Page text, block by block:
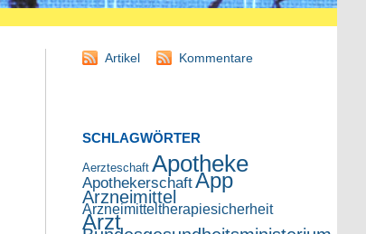
Artikel Kommentare
SCHLAGWÖRTER
Aerzteschaft Apotheke
ApothekerschaftApp
Arzneimittel
Arzneimitteltherapiesicherheit
Arzt